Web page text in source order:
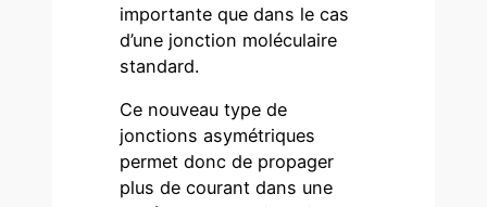
importante que dans le cas
d’une jonction moléculaire
standard.
Ce nouveau type de
jonctions asymétriques
permet donc de propager
plus de courant dans une